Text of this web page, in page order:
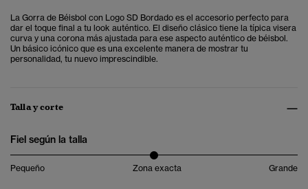
La Gorra de Béisbol con Logo SD Bordado es el accesorio perfecto para
dar el toque final a tu look auténtico. El diseño clásico tiene la típica visera
curva y una corona más ajustada para ese aspecto auténtico de béisbol.
Un básico icónico que es una excelente manera de mostrar tu
personalidad, tu nuevo imprescindible.
Talla y corte
Fiel según la talla
Pequeño Zona exacta Grande